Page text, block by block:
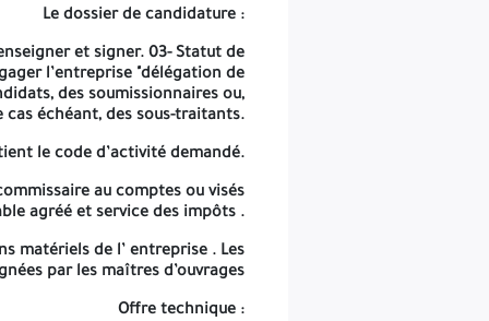
D’EVALUATION DES OFFRES» -AVIS D’APPEL D’OFFRES NATIONAL
Ouvert N° 02 avec exigence de capacités minimales - N° /2026
les journaux nationaux ou BOMOP ou un journal électronique.
en présence des représentants des soumissionnaires. Si cette
des offres sera prorogée jusqu’au jour ouvrable suivant.
Le dossier de candidature :
et signer. 03- Statut de
l’entreprise "délégation de
des soumissionnaires ou,
cas échéant, des sous-traitants.
le code d’activité demandé.
au comptes ou visés
agréé et service des impôts .
matériels de l’ entreprise . Les
par les maîtres d’ouvrages
Offre technique :